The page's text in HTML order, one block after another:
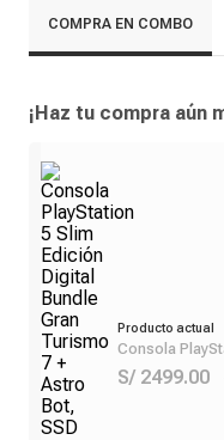
COMPRA EN COMBO
¡Haz tu compra aún
Producto actual
Consola
Turismo 7 +
control
S/ 2499.00